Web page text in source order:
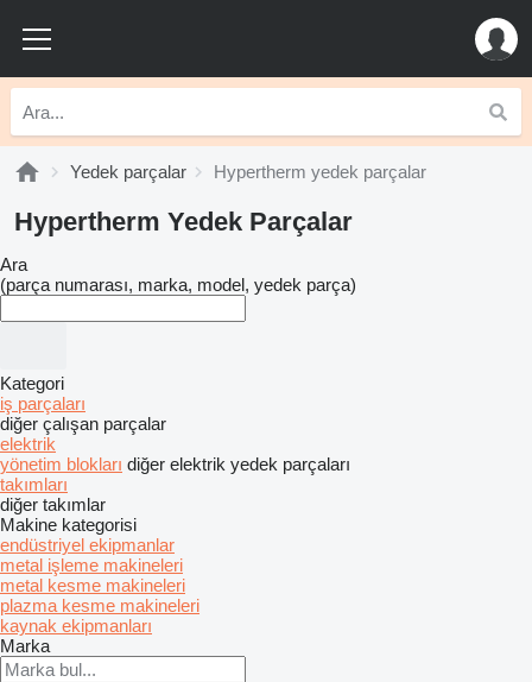
Yedek parçalar Hypertherm yedek parçalar
Hypertherm Yedek Parçalar
Ara
(parça numarası, marka, model, yedek parça)
Kategori
iş parçaları
diğer çalışan parçalar
elektrik
yönetim blokları diğer elektrik yedek parçaları
takımları
diğer takımlar
Makine kategorisi
endüstriyel ekipmanlar
metal işleme makineleri
metal kesme makineleri
plazma kesme makineleri
kaynak ekipmanları
Marka